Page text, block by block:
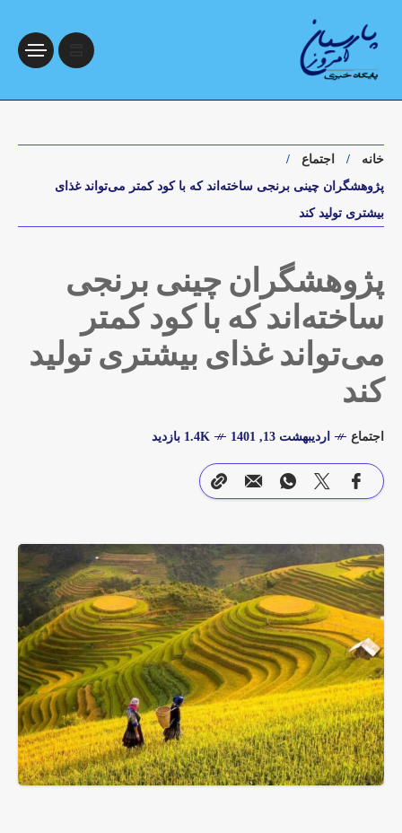
خانه
اجتماع
پژوهشگران چینی برنجی ساخته‌اند که با کود کمتر می‌تواند غذای
بیشتری تولید کند
پژوهشگران چینی برنجی
ساخته‌اند که با کود کمتر
می‌تواند غذای بیشتری تولید
کند
اجتماع اردیبهشت 13, 1401 1.4K بازدید